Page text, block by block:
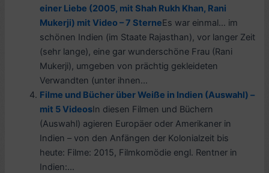
einer Liebe (2005, mit Shah Rukh Khan, Rani
Mukerji) mit Video – 7 SterneEs war einmal… im
schönen Indien (im Staate Rajasthan), vor langer Zeit
(sehr lange), eine gar wunderschöne Frau (Rani
Mukerji), umgeben von prächtig gekleideten
Verwandten (unter ihnen...
Filme und Bücher über Weiße in Indien (Auswahl) –
mit 5 VideosIn diesen Filmen und Büchern
(Auswahl) agieren Europäer oder Amerikaner in
Indien – von den Anfängen der Kolonialzeit bis
heute: Filme: 2015, Filmkomödie engl. Rentner in
Indien:...